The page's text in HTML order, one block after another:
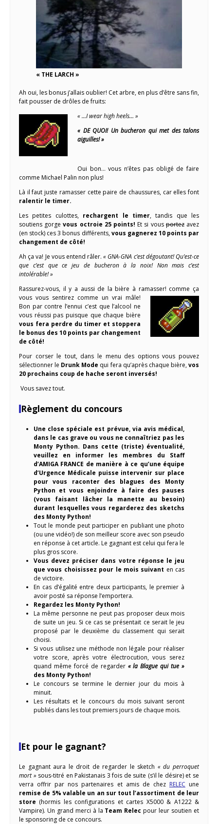
« THE LARCH »
Ah oui, les bonus j’allais oublier! Cet arbre, en plus d’être sans fin,
fait pousser de drôles de fruits:
« …I wear high heels… »
« DE QUOI! Un bucheron qui met des talons
aiguilles! »
Oui bon… vous n’êtes pas obligé de faire
comme Michael Palin non plus!
Là il faut juste ramasser cette paire de chaussures, car elles font
ralentir le timer.
Les petites culottes, rechargent le timer, tandis que les
soutiens gorgevous octroie 25 points! Et si vousportezavez
(en stock) ces 3 bonus différents,vous gagnerez 10 points par
changement de côté!
Ah ça va! Je vous entend râler.« GNA-GNA c’est dégoutant! Qu’est-ce
que c’est que ce jeu de bucheron à la noix! Non mais c’est
intolérable! »
Rassurez-vous, il y a aussi de la bière à ramasser! comme ça
vous vous sentirez comme un vrai mâle!
Bon par contre l’ennui c’est que l’alcool ne
vous réussi pas puisque que chaque bière
vous fera perdre du timer et stoppera
le bonus des 10 points par changement
de côté!
Pour corser le tout, dans le menu des options vous pouvez
sélectionner le Drunk Mode qui fera qu’après chaque bière,vos
20 prochains coup de hache seront inversés!
Vous savez tout.
Règlement du concours
Une close spéciale est prévue, via avis médical,
dans le cas grave ou vous ne connaîtriez pas les
Monty Python. Dans cette (triste) éventualité,
veuillez en informer les membres du Staff
d’AMIGA FRANCE de manière à ce qu’une équipe
d’Urgence Médicale puisse intervenir sur place
pour vous raconter des blagues des Monty
Python et vous enjoindre à faire des pauses
(vous faisant lâcher la manette au besoin)
durant lesquelles vous regarderez des sketchs
des Monty Python!
Tout le monde peut participer en publiant une photo
(ou une vidéo!) de son meilleur score avec son pseudo
en réponse à cet article. Le gagnant est celui qui fera le
plus gros score.
Vous devez préciser dans votre réponse le jeu
que vous choisissez pour le mois suivant en cas
de victoire.
En cas d’égalité entre deux participants, le premier à
avoir posté sa réponse l’emportera.
Regardez les Monty Python!
La même personne ne peut pas proposer deux mois
de suite un jeu. Si ce cas se présentait ce serait le jeu
proposé par le deuxième du classement qui serait
choisi.
Si vous utilisez une méthode non légale pour réaliser
votre score, après votre électrocution, vous serez
quand même forcé de regarder « la Blague qui tue »
des Monty Python!
Le concours se termine le dernier jour du mois à
minuit.
Les résultats et le concours du mois suivant seront
publiés dans les tout premiers jours de chaque mois.
Et pour le gagnant?
Le gagnant aura le droit de regarder le sketch « du perroquet
mort » sous-titré en Pakistanais 3 fois de suite (s’il le désire) et se
verra offrir par nos partenaires et amis de chez RELEC une
remise de 5% valable un an sur tout l’assortiment de leur
store (hormis les configurations et cartes X5000 & A1222 &
Vampire). Un grand merci à la Team Relec pour leur soutien et
le sponsoring de ce concours.